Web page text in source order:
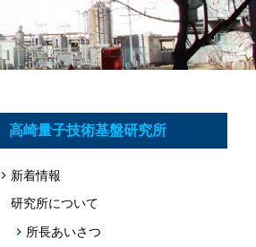
知財マップ
ータベース成果物一覧
高崎量子技術基盤研究所
新着情報
研究所について
所長あいさつ